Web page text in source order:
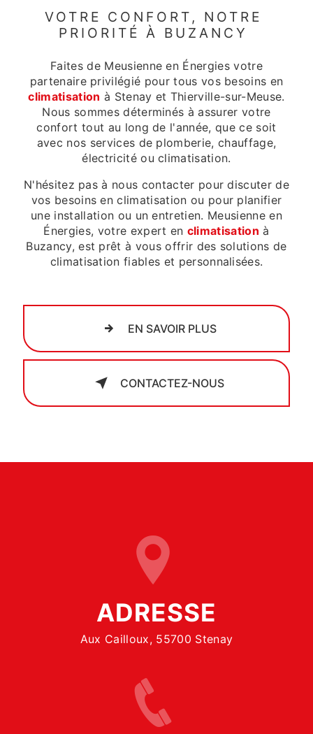
VOTRE CONFORT, NOTRE
PRIORITÉ À BUZANCY
Faites de Meusienne en Énergies votre
partenaire privilégié pour tous vos besoins en
climatisation à Stenay et Thierville-sur-Meuse.
Nous sommes déterminés à assurer votre
confort tout au long de l'année, que ce soit
avec nos services de plomberie, chauffage,
électricité ou climatisation.
N'hésitez pas à nous contacter pour discuter de
vos besoins en climatisation ou pour planifier
une installation ou un entretien. Meusienne en
Énergies, votre expert en climatisation à
Buzancy, est prêt à vous offrir des solutions de
climatisation fiables et personnalisées.
EN SAVOIR PLUS
CONTACTEZ-NOUS
ADRESSE
Aux Cailloux, 55700 Stenay